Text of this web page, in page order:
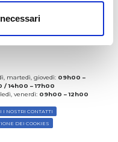
martedì, giovedì: 09h00 –
/ 14h00 – 17h00
venerdì: 09h00 – 12h00
I NOSTRI CONTATTI
DEI COOKIES